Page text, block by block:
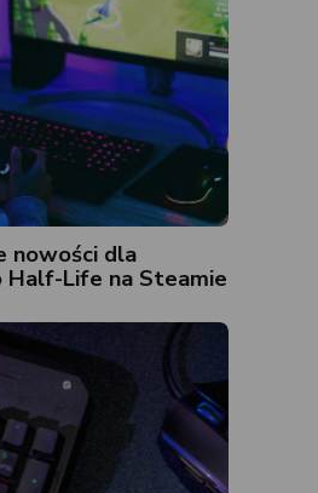
nowości dla
Half-Life na Steamie